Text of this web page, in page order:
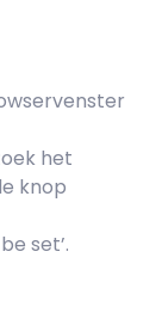
het
knop
set’.